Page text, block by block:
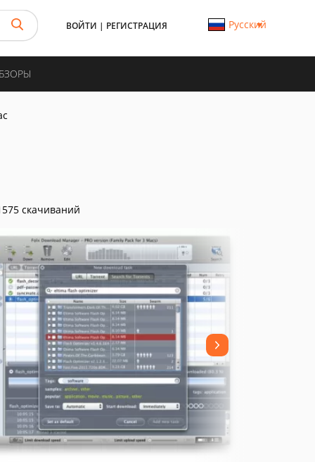
ВОЙТИ | РЕГИСТРАЦИЯ Русский
скачиваний